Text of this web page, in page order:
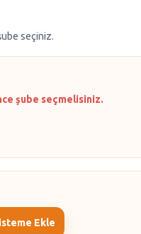
seçiniz.
şube seçmelisiniz.
Ekle